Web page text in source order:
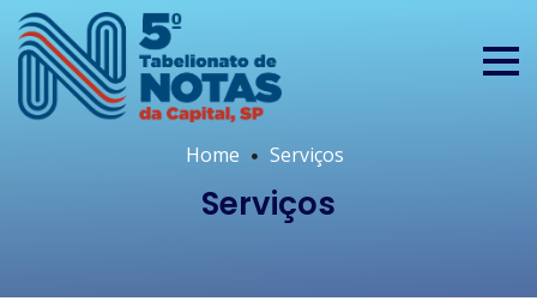
Home Serviços
Serviços